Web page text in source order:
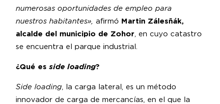
numerosas oportunidades de empleo para
nuestros habitantes», afirmó Martin Zálesňák,
alcalde del municipio de Zohor , en cuyo catastro
se encuentra el parque industrial.
¿Qué esside loading?
Side loading , la carga lateral, es un método
innovador de carga de mercancías, en el que la